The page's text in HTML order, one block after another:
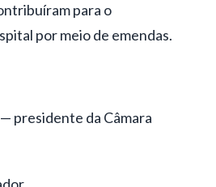
para o
por meio de emendas.
presidente da Câmara